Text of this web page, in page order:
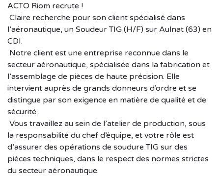
ACTO Riom recrute !
Claire recherche pour son client spécialisé dans
l’aéronautique, un Soudeur TIG (H/F) sur Aulnat (63) en
CDI.
Notre client est une entreprise reconnue dans le
secteur aéronautique, spécialisée dans la fabrication et
l’assemblage de pièces de haute précision. Elle
intervient auprès de grands donneurs d’ordre et se
distingue par son exigence en matière de qualité et de
sécurité.
Vous travaillez au sein de l’atelier de production, sous
la responsabilité du chef d’équipe, et votre rôle est
d’assurer des opérations de soudure TIG sur des
pièces techniques, dans le respect des normes strictes
du secteur aéronautique.